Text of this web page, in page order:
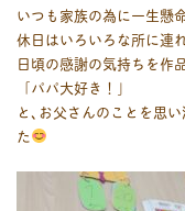
いつも家族の為に一生懸
休日はいろいろな所に連
日頃の感謝の気持ちを作
「パパ大好き！」
と､お父さんのことを思
た